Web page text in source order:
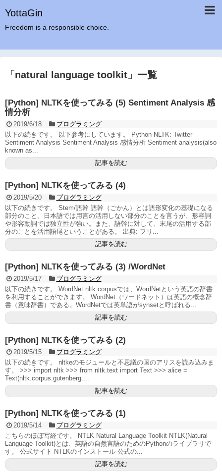
YottaGin
Freedom is a responsible choice.
「 natural language toolkit 」 一覧
[Python] NLTKを使ってみる (5) Sentiment Analysis 感
情分析
2019/6/18
プログラミング
以下の続きです。 以下参考にしています。 Python NLTK: Twitter
Sentiment Analysis Sentiment Analysis 感情分析 Sentiment analysis(also
known as...
記事を読む
[Python] NLTKを使ってみる (4)
2019/5/20
プログラミング
以下の続きです。 Stem/語幹 語幹（ごかん）とは語形変化の基礎になる
部分のこと。日本語では用言の活用しない部分のことを言うが、形容詞
や形容動詞では独立性が強い。また、語幹に対して、末尾の活用する部
分のことを活用語尾ということがある。 出典: フリ...
記事を読む
[Python] NLTKを使ってみる (3) /WordNet
2019/5/17
プログラミング
以下の続きです。 WordNet nltk.corpusでは、WordNetという英語の辞書
を利用することができます。 WordNet（ワードネット）は英語の概念辞
書（意味辞書）である。WordNetでは英単語がsynsetと呼ばれる...
記事を読む
[Python] NLTKを使ってみる (2)
2019/5/15
プログラミング
以下の続きです。 nltkeのモジュールと不思議の国のアリスを読み込みま
す。 >>> import nltk >>> from nltk.text import Text >>> alice =
Text(nltk.corpus.gutenberg....
記事を読む
[Python] NLTKを使ってみる (1)
2019/5/14
プログラミング
こちらのほぼ写経です。 NTLK Natural Language Toolkit NTLK(Natural
Language Toolkit)とは、英語の自然言語のためのPythonのライブラリで
す。 公式サイト NTLKのインストール 公式の...
記事を読む